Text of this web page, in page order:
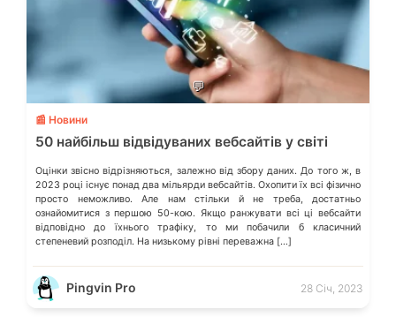
💬
📰 Новини
50 найбільш відвідуваних вебсайтів у світі
Оцінки звісно відрізняються, залежно від збору даних. До того ж, в
2023 році існує понад два мільярди вебсайтів. Охопити їх всі фізично
просто неможливо. Але нам стільки й не треба, достатньо
ознайомитися з першою 50-кою. Якщо ранжувати всі ці вебсайти
відповідно до їхнього трафіку, то ми побачили б класичний
степеневий розподіл. На низькому рівні переважна […]
Pingvin Pro 28 Січ, 2023